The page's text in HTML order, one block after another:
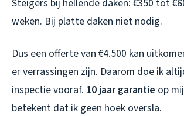
Steigers bij hellende daken: €350 tot
weken. Bij platte daken niet nodig.
Dus een offerte van €4.500 kan
er verrassingen zijn. Daarom doe ik
inspectie vooraf. 10 jaar garantie op
betekent dat ik geen hoek oversla.